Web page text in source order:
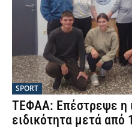
SPORT
ΤΕΦΑΑ: Επέστρεψε η
ειδικότητα μετά από